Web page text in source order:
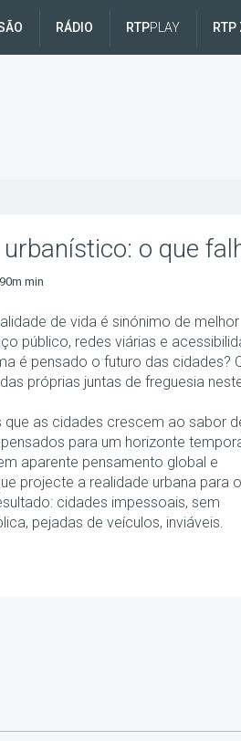
RÁDIO RTPPLAY RTP
o que
min
de vida é sinónimo de melhor
público, redes viárias e
é pensado o futuro das cidades?
próprias juntas de freguesia
que as cidades crescem ao sabor
para um horizonte
aparente pensamento global e
projecte a realidade urbana para o
cidades impessoais, sem
pejadas de veículos, inviáveis.